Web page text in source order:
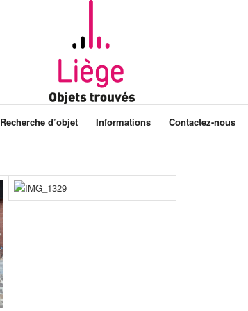
Recherche d’objet Informations Contactez-nous